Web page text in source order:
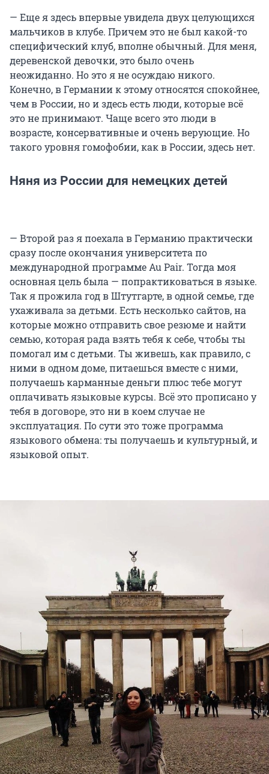
— Еще я здесь впервые увидела двух целующихся
мальчиков в клубе. Причем это не был какой-то
специфический клуб, вполне обычный. Для меня,
деревенской девочки, это было очень
неожиданно. Но это я не осуждаю никого.
Конечно, в Германии к этому относятся спокойнее,
чем в России, но и здесь есть люди, которые всё
это не принимают. Чаще всего это люди в
возрасте, консервативные и очень верующие. Но
такого уровня гомофобии, как в России, здесь нет.
Няня из России для немецких детей
— Второй раз я поехала в Германию практически
сразу после окончания университета по
международной программе Au Pair. Тогда моя
основная цель была — попрактиковаться в языке.
Так я прожила год в Штутгарте, в одной семье, где
ухаживала за детьми. Есть несколько сайтов, на
которые можно отправить свое резюме и найти
семью, которая рада взять тебя к себе, чтобы ты
помогал им с детьми. Ты живешь, как правило, с
ними в одном доме, питаешься вместе с ними,
получаешь карманные деньги плюс тебе могут
оплачивать языковые курсы. Всё это прописано у
тебя в договоре, это ни в коем случае не
эксплуатация. По сути это тоже программа
языкового обмена: ты получаешь и культурный, и
языковой опыт.